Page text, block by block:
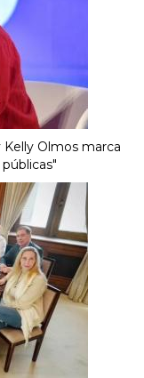
Olmos marca